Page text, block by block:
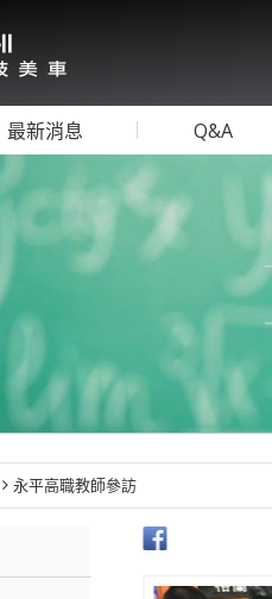
最新消息 Q&A
永平高職教師參訪